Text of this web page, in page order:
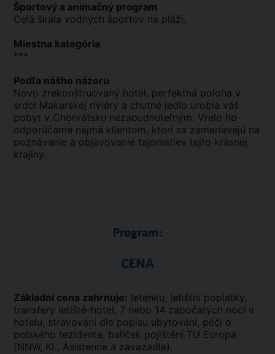
Športový a animačný program
Celá škála vodných športov na pláži.
Miestna kategória
***
Podľa nášho názoru
Novo zrekonštruovaný hotel, perfektná poloha v
srdci Makarskej riviéry a chutné jedlo urobia váš
pobyt v Chorvátsku nezabudnuteľným. Vrelo ho
odporúčame najmä klientom, ktorí sa zameriavajú na
poznávanie a objavovanie tajomstiev tejto krásnej
krajiny.
Program:
CENA
Základní cena zahrnuje: letenku, letištní poplatky,
transfery letiště-hotel, 7 nebo 14 započatých nocí v
hotelu, stravování dle popisu ubytování, péči o
polského rezidenta, balíček pojištění TU Europa
(NNW, KL, Asistence a zavazadla).